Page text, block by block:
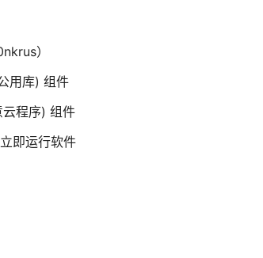
）
用库) 组件
程序) 组件
即运行软件